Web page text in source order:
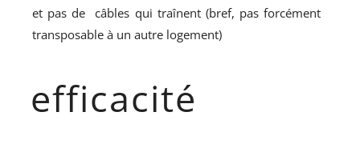
et pas de câbles qui traînent (bref, pas forcément
transposable à un autre logement)
efficacité